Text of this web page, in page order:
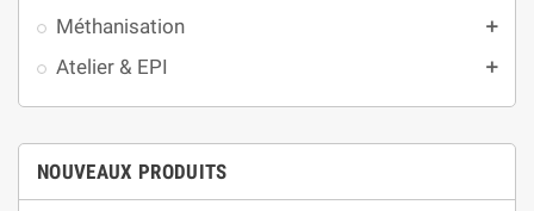
Méthanisation add
Atelier & EPI add
NOUVEAUX PRODUITS